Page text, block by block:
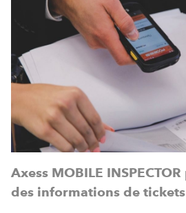
Axess MOBILE
des informations de tickets